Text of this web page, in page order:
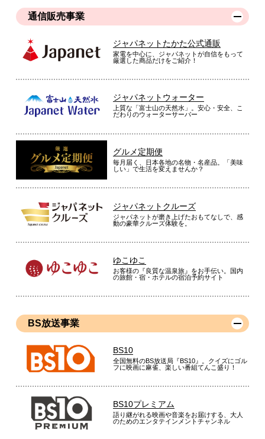
通信販売事業
ジャパネットたかた公式通販
家電を中心に、ジャパネットが自信をもって
厳選した商品だけをご紹介！
ジャパネットウォーター
上質な「富士山の天然水」。安心・安全、こ
だわりのウォーターサーバー
グルメ定期便
毎月届く、日本各地の名物・名産品。「美味
しい」で生活を変えませんか？
ジャパネットクルーズ
ジャパネットが磨き上げたおもてなしで、感
動の豪華クルーズ体験を。
ゆこゆこ
お客様の『良質な温泉旅』をお手伝い。国内
の旅館・宿・ホテルの宿泊予約サイト
BS放送事業
BS10
全国無料のBS放送局『BS10』。クイズにゴル
フに映画に麻雀、楽しい番組てんこ盛り！
BS10プレミアム
語り継がれる映画や音楽をお届けする、大人
のためのエンタテインメントチャンネル